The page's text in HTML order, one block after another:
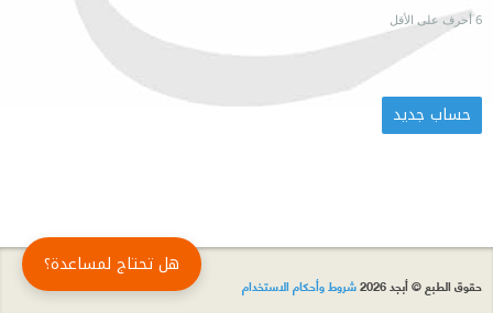
6 أحرف على الأقل
حقوق الطبع © أبجد 2026 شروط وأحكام الاستخدام
هل تحتاج لمساعدة؟